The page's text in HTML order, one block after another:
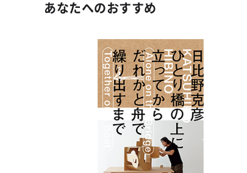
あなたへのおすすめ